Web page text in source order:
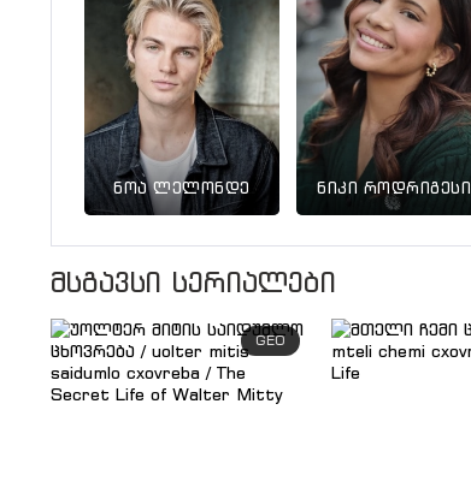
ნოა ლელონდე ნიკი როდრიგესი
მსგავსი სერიალები
GEO